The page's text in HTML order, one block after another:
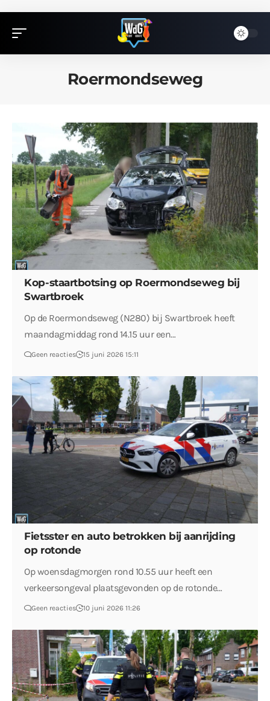
Roermondseweg
Kop-staartbotsing op Roermondseweg bij
Swartbroek
Op de Roermondseweg (N280) bij Swartbroek heeft
maandagmiddag rond 14.15 uur een…
Geen reacties 15 juni 2026 15:11
Fietsster en auto betrokken bij aanrijding
op rotonde
Op woensdagmorgen rond 10.55 uur heeft een
verkeersongeval plaatsgevonden op de rotonde…
Geen reacties 10 juni 2026 11:26